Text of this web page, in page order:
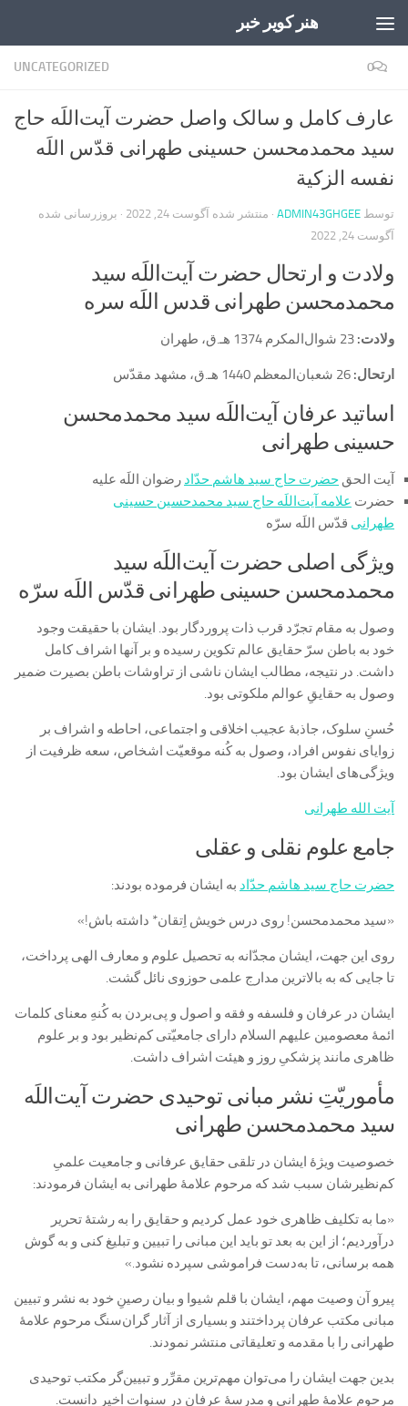
هنر کویر خبر
UNCATEGORIZED 0
عارف کامل و سالک واصل حضرت آیت‌اللَه حاج
سید محمدمحسن حسینی طهرانی قدّس اللَه
نفسه الزکیة
توسط ADMIN43GHGEE · منتشر شده آگوست 24, 2022
· بروزرسانی شده
آگوست 24, 2022
ولادت و ارتحال حضرت آیت‌اللَه سید
محمدمحسن طهرانی قدس اللَه سره
ولادت:
ارتحال:
اساتید عرفان آیت‌اللَه سید محمدمحسن
حسینی طهرانی
آیت الحق حضرت حاج سید هاشم حدّاد رضوان اللَه علیه
حضرت علامه آیت‌اللَه حاج سید محمدحسین حسینی
طهرانی قدّس اللَه سرّه
ویژگی اصلی حضرت آیت‌اللَه سید
محمدمحسن حسینی طهرانی قدّس اللَه سرّه
وصول به مقام تجرّد قرب ذات پروردگار بود. ایشان با حقیقت وجود
خود به باطن سرّ حقایق عالم تکوین رسیده و بر آنها اشراف کامل
داشت. در نتیجه، مطالب‏ ايشان‏ ناشى از تراوشات باطن بصيرت ضمير
وصول به حقایقِ عوالم ملکوتى بود.
حُسنِ سلوک، جاذبۀ عجیب اخلاقی و اجتماعی، احاطه و اشراف بر
زوایای نفوس افراد، وصول به کُنه موقعیّت اشخاص، سعه ظرفيت از
ویژگی‌های ایشان بود.
آیت الله طهرانی
جامع علوم نقلی و عقلی
حضرت حاج سید هاشم حدّاد به ایشان فرموده بودند:
«سید محمدمحسن! روی درس خویش اِتقان* داشته باش!»
روی این جهت، ایشان مجدّانه به تحصیل علوم و معارف الهی پرداخت،
تا جایی که به بالاترین مدارج علمی حوزوی نائل گشت.
ایشان در عرفان و فلسفه و فقه و اصول و پى‌‌بردن به کُنهِ معنای کلمات
ائمۀ معصومین علیهم السلام دارای جامعیّتی کم‌نظیر بود و بر علوم
ظاهری مانند پزشکیِ روز و هیئت اشراف داشت.
مأموریّتِ نشر مبانی توحیدی حضرت آیت‌اللَه
سید محمدمحسن طهرانی
خصوصیت ویژۀ ایشان در تلقی حقایق عرفانی و جامعیت علمیِ
کم‌نظیرشان سبب شد که مرحوم علامۀ طهرانی به ایشان فرمودند:
«ما به تكليف ظاهری خود عمل كرديم و حقايق را به رشتۀ تحرير
درآورديم؛ از اين به بعد تو باید اين مبانى را تبیین و تبليغ كنى و به گوش
همه برسانى، تا به‌دست فراموشى سپرده نشود.»
پیرو آن وصیت مهم، ایشان با قلم شیوا و بیان رصینِ خود به نشر و تبیین
مبانی مکتب عرفان پرداختند و بسیاری از آثار گران‌سنگ مرحوم علامۀ
طهرانی را با مقدمه و تعلیقاتی منتشر نمودند.
بدین جهت ایشان را می‌توان مهم‌ترین مقرِّر و تبیین‌گر مکتب توحیدی
مرحوم علامۀ طهرانی و مدرسۀ عرفان در سنوات اخیر دانست.